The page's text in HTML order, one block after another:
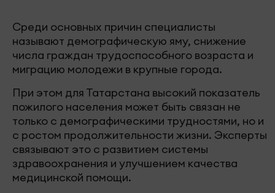
Среди основных причин специалисты
называют демографическую яму, снижение
числа граждан трудоспособного возраста и
миграцию молодежи в крупные города.
При этом для Татарстана высокий показатель
пожилого населения может быть связан не
только с демографическими трудностями, но и
с ростом продолжительности жизни. Эксперты
связывают это с развитием системы
здравоохранения и улучшением качества
медицинской помощи.